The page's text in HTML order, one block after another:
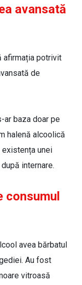
avansată
afirmația potrivit
de
ar baza doar pe
halenă alcoolică
unei
internare.
consumul
avea bărbatul
Au fost
vitroasă